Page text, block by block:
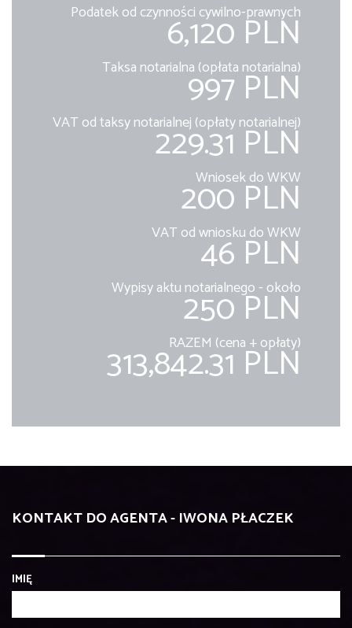
Podatek od czynności cywilno-prawnych
6,120 PLN
Taksa notarialna (opłata notarialna)
997 PLN
VAT od taksy notarialnej (opłaty notarialnej)
229.31 PLN
Wniosek do WKW
200 PLN
VAT od wniosku do WKW
46 PLN
Wypisy aktu notarialnego - około
250 PLN
RAZEM (cena + opłaty)
313,842.31 PLN
KONTAKT DO AGENTA - IWONA PŁACZEK
IMIĘ